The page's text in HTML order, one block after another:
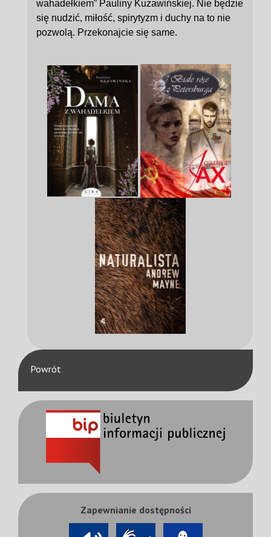
wahadełkiem” Pauliny Kuzawińskiej. Nie będzie
się nudzić, miłość, spirytyzm i duchy na to nie
pozwolą. Przekonajcie się same.
Powrót
Zapewnianie dostępności